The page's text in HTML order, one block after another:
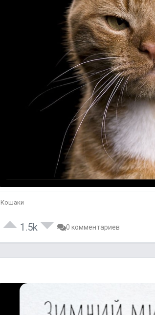
Кошаки
1.5k 0 комментариев